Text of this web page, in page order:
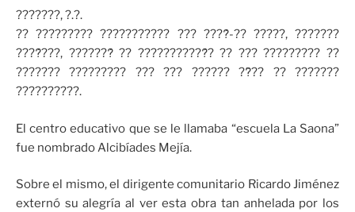
???????, ?.?.
?? ????????? ??????????? ??? ????́-?? ?????, ???????
????́???, ???????́ ?? ???????????́? ?? ??? ????????? ??
??????? ????????? ??? ??? ?????? ??̃?? ?? ???????
??????????.
El centro educativo que se le llamaba “escuela La Saona”
fue nombrado Alcibíades Mejía.
Sobre el mismo, el dirigente comunitario Ricardo Jiménez
externó su alegría al ver esta obra tan anhelada por los